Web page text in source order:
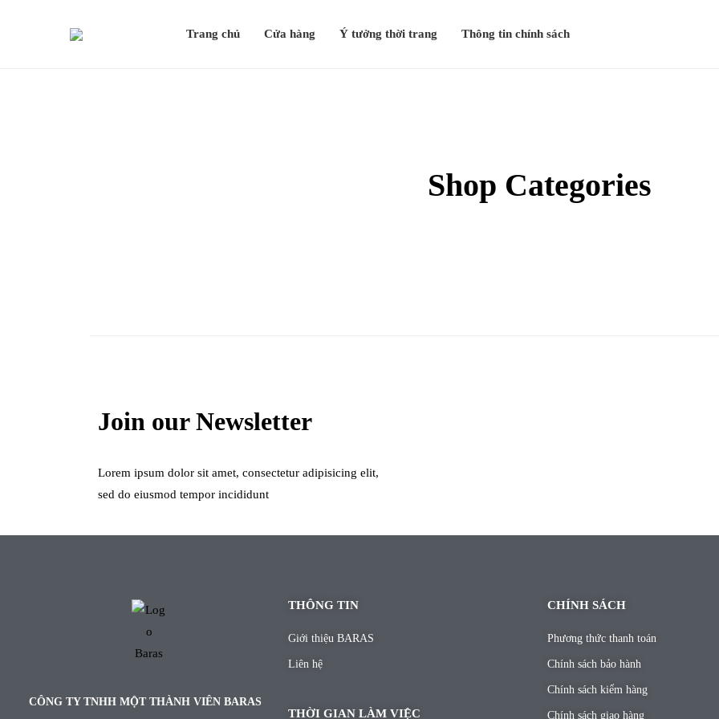
Trang chủ Cửa hàng Ý tưởng thời trang Thông tin chính sách
Shop Categories
Join our Newsletter
Lorem ipsum dolor sit amet, consectetur adipisicing elit,
sed do eiusmod tempor incididunt
CÔNG TY TNHH MỘT THÀNH VIÊN BARAS
THÔNG TIN
Giới thiệu BARAS
Liên hệ
THỜI GIAN LÀM VIỆC
CHÍNH SÁCH
Phương thức thanh toán
Chính sách bảo hành
Chính sách kiểm hàng
Chính sách giao hàng